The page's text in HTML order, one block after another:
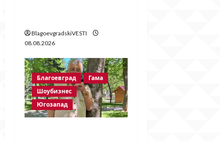
BlagoevgradskiVESTI
08.08.2026
Благоевград
Гама
Шоубизнес
Югозапад